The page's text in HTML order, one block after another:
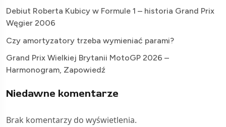
Debiut Roberta Kubicy w Formule 1 – historia Grand Prix
Węgier 2006
Czy amortyzatory trzeba wymieniać parami?
Grand Prix Wielkiej Brytanii MotoGP 2026 –
Harmonogram, Zapowiedź
Niedawne komentarze
Brak komentarzy do wyświetlenia.